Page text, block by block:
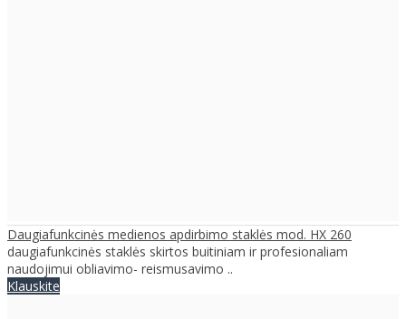
Daugiafunkcinės medienos apdirbimo staklės mod. HX 260
daugiafunkcinės staklės skirtos buitiniam ir profesionaliam
naudojimui obliavimo- reismusavimo ..
Klauskite